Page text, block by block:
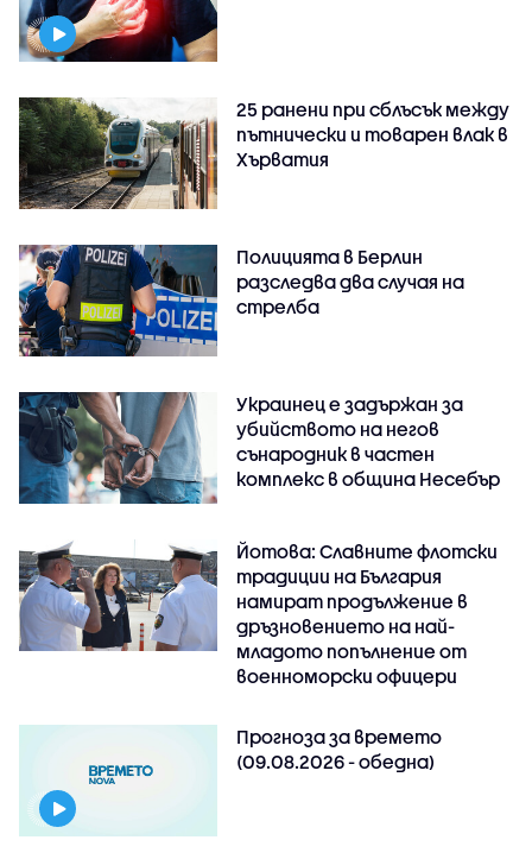
25 ранени при сблъсък между
пътнически и товарен влак в
Хърватия
Полицията в Берлин
разследва два случая на
стрелба
Украинец е задържан за
убийството на негов
сънародник в частен
комплекс в община Несебър
Йотова: Славните флотски
традиции на България
намират продължение в
дръзновението на най-
младото попълнение от
военноморски офицери
Прогноза за времето
(09.08.2026 - обедна)